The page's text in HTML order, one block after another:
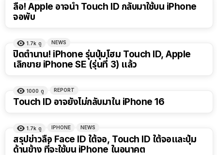
ลือ! Apple อาจนำ Touch ID กลับมาใช้บน iPhone
จอพับ
1.7k ดู NEWS
ปิดตำนาน! iPhone รุ่นปุ่มโฮม Touch ID, Apple
เลิกขาย iPhone SE (รุ่นที่ 3) แล้ว
1000 ดู REPORT
Touch ID อาจยังไม่กลับมาใน iPhone 16
1.7k ดู IPHONE NEWS
สรุปข่าวลือ Face ID ใต้จอ, Touch ID ใต้จอและปุ่ม
ด้านข้าง ที่จะใช้บน iPhone ในอนาคต